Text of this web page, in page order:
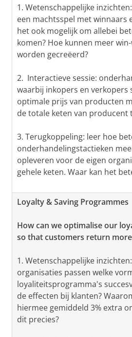
1. Wetenschappelijke
een machtsspel met winnaars
het ook mogelijk om allebei
komen? Hoe kunnen meer
worden gecreëerd?
2. Interactieve sessie:
waarbij inkopers en verkopers
optimale prijs van producten
de totale keten van producent
3. Terugkoppeling: leer hoe
onderhandelingstactieken
opleveren voor de eigen
gehele keten. Waar kan het
Loyalty & Saving Programmes
How can we optimalise our
so that customers return
1. Wetenschappelijke
organisaties passen welke
loyaliteitsprogramma's
de effecten bij klanten?
hiermee gemiddeld 3% extra
dit precies?